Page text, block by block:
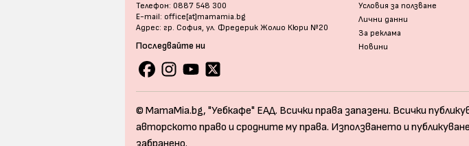
Телефон: 0887 548 300
E-mail: office[at]mamamia.bg
Адрес: гр. София, ул. Фредерик Жолио Кюри №20
Последвайте ни
Условия за ползване
Лични данни
За реклама
Новини
© MamaMia.bg, "Уебкафе" ЕАД. Всички права запазени. Всички
авторското право и сродните му права. Използването и